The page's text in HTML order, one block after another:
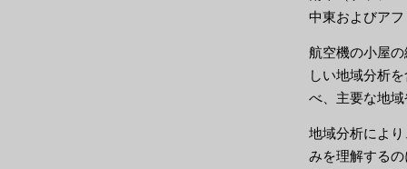
中東およびア
航空機の小屋
しい地域分析
べ、主要な地
地域分析によ
みを理解する